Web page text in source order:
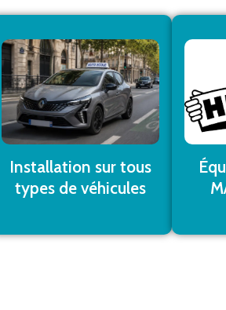
Installation sur tous
types de véhicules​
En savoir plus